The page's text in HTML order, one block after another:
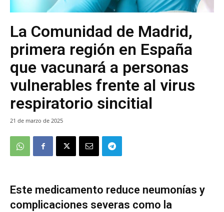
La Comunidad de Madrid,
primera región en España
que vacunará a personas
vulnerables frente al virus
respiratorio sincitial
21 de marzo de 2025
Este medicamento reduce neumonías y
complicaciones severas como la